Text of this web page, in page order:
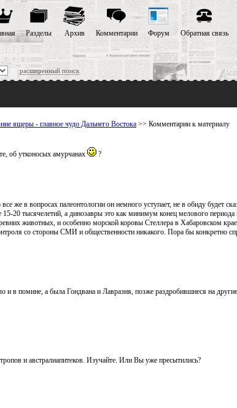
расширенный поиск
Разделы Архив Комментарии Форум Обратная связь
ящеры - главное чудо Дальнего Востока >> Комментарии к материалу
об утконосых амурчанах
?
же в вопросах палеонтологии он немного уступает, не в обиду будет
20 тысячелетий, а динозавры это как минимум конец мелового периода
животных, и особенно морской коровы Стеллера в Хабаровском
со стороны СМИ и общественности никакого. Пора бы конкретно
и в помине, а была Гондвана и Лавразия, позже раздробившиеся на
и австралиапитеков. Изучайте. Или Вы уже пресытились?